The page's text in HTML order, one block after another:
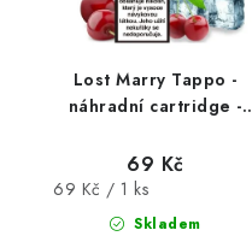
Lost Marry Tappo -
náhradní cartridge -
třešeň) 17mg
Skladem
69 Kč
Měrná
69 Kč / 1 ks